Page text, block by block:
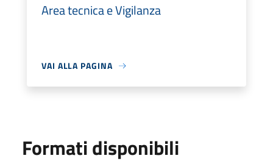
Area tecnica e Vigilanza
VAI ALLA PAGINA
Formati disponibili